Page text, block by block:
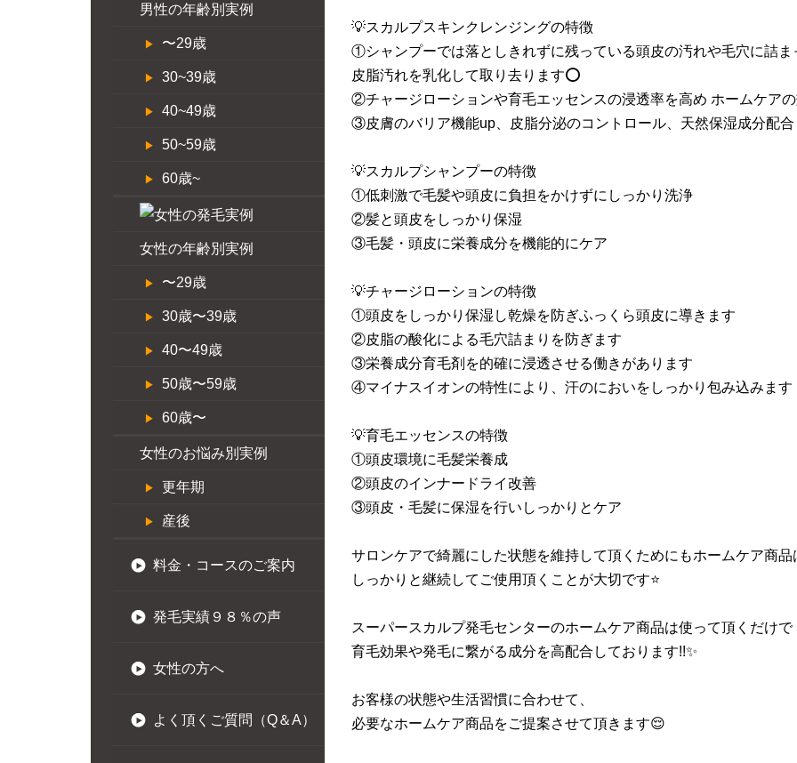
男性の年齢別実例
〜29歳
30~39歳
40~49歳
50~59歳
60歳~
女性の年齢別実例
〜29歳
30歳〜39歳
40〜49歳
50歳〜59歳
60歳〜
女性のお悩み別実例
更年期
産後
料金・コースのご案内
発毛実績９８％の声
女性の方へ
よく頂くご質問（Q＆A）
💡スカルプスキンクレンジングの特徴
①シャンプーでは落としきれずに残っている頭皮の汚れや毛穴に詰ま
皮脂汚れを乳化して取り去ります⭕️
②チャージローションや育毛エッセンスの浸透率を高め ホームケア
③皮膚のバリア機能up、皮脂分泌のコントロール、天然保湿成分配合
💡スカルプシャンプーの特徴
①低刺激で毛髪や頭皮に負担をかけずにしっかり洗浄
②髪と頭皮をしっかり保湿
③毛髪・頭皮に栄養成分を機能的にケア
💡チャージローションの特徴
①頭皮をしっかり保湿し乾燥を防ぎふっくら頭皮に導きます
②皮脂の酸化による毛穴詰まりを防ぎます
③栄養成分育毛剤を的確に浸透させる働きがあります
④マイナスイオンの特性により、汗のにおいをしっかり包み込みます
💡育毛エッセンスの特徴
①頭皮環境に毛髪栄養成
②頭皮のインナードライ改善
③頭皮・毛髪に保湿を行いしっかりとケア
サロンケアで綺麗にした状態を維持して頂くためにもホームケア商品
しっかりと継続してご使用頂くことが大切です⭐
スーパースカルプ発毛センターのホームケア商品は使って頂くだけで
育毛効果や発毛に繋がる成分を高配合しております!!✨
お客様の状態や生活習慣に合わせて、
必要なホームケア商品をご提案させて頂きます😌